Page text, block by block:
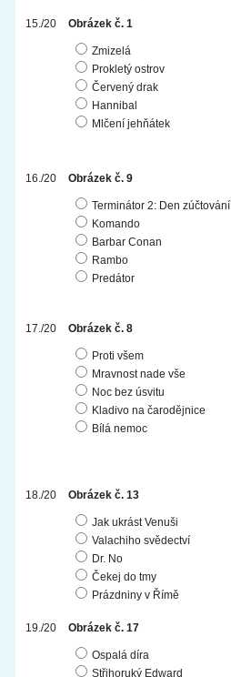
Obrázek č. 1
Zmizelá
Prokletý ostrov
Červený drak
Hannibal
Mlčení jehňátek
Obrázek č. 9
Terminátor 2: Den zúčtování
Komando
Barbar Conan
Rambo
Predátor
Obrázek č. 8
Proti všem
Mravnost nade vše
Noc bez úsvitu
Kladivo na čarodějnice
Bílá nemoc
Obrázek č. 13
Jak ukrást Venuši
Valachiho svědectví
Dr. No
Čekej do tmy
Prázdniny v Římě
Obrázek č. 17
Ospalá díra
Střihoruký Edward